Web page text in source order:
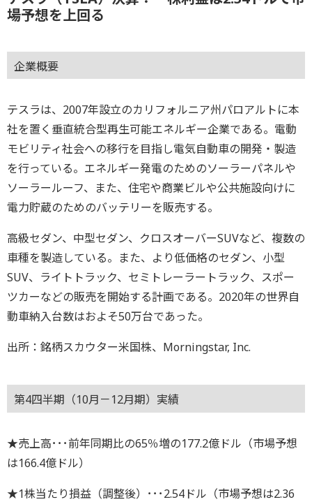
場予想を上回る
企業概要
テスラは、2007年設立のカリフォルニア州パロアルトに本
社を置く垂直統合型再生可能エネルギー企業である。電動
モビリティ社会への移行を目指し電気自動車の開発・製造
を行っている。エネルギー発電のためのソーラーパネルや
ソーラールーフ、また、住宅や商業ビルや公共施設向けに
電力貯蔵のためのバッテリーを販売する。
高級セダン、中型セダン、クロスオーバーSUVなど、複数の
車種を製造している。また、より低価格のセダン、小型
SUV、ライトトラック、セミトレーラートラック、スポー
ツカーなどの販売を開始する計画である。2020年の世界自
動車納入台数はおよそ50万台であった。
出所：銘柄スカウター米国株、Morningstar, Inc.
第4四半期（10月－12月期）実績
★売上高･･･前年同期比の65％増の177.2億ドル（市場予想
は166.4億ドル）
★1株当たり損益（調整後）･･･2.54ドル（市場予想は2.36